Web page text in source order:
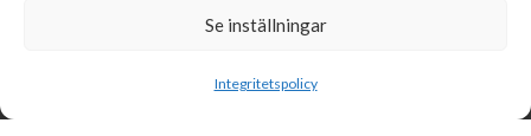
Se inställningar
Integritetspolicy